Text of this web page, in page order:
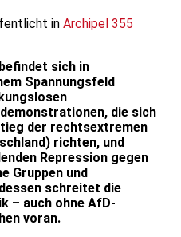
in Archipel 355
sich in
Spannungsfeld
die sich
der rechtsextremen
richten, und
Repression gegen
Gruppen und
schreitet die
– auch ohne AfD-
voran.